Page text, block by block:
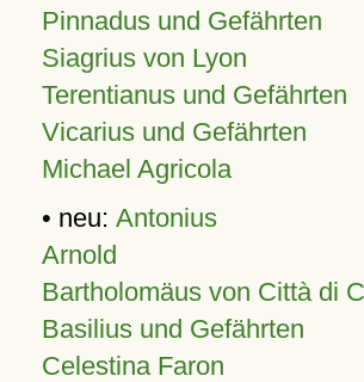
Pinnadus und Gefährten
Siagrius von Lyon
Terentianus und Gefährten
Vicarius und Gefährten
Michael Agricola
• neu: Antonius
Arnold
Bartholomäus von Città di
Basilius und Gefährten
Celestina Faron